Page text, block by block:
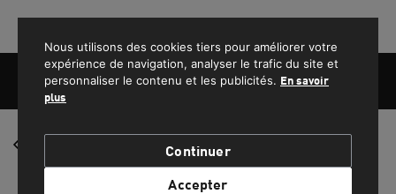
Nous utilisons des cookies tiers pour améliorer votre
expérience de navigation, analyser le trafic du site et
personnaliser le contenu et les publicités. En savoir
plus
Continuer
Accepter